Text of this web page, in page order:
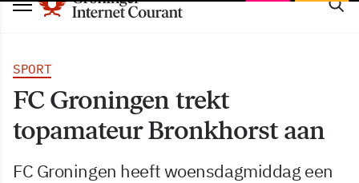
SPORT
FC Groningen trekt
topamateur Bronkhorst aan
FC Groningen heeft woensdagmiddag een